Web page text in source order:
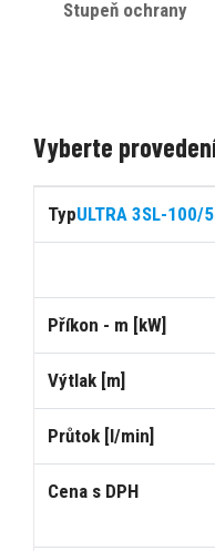
Stupeň ochrany
Vyberte
[m]
ULTRA 3SL-100/